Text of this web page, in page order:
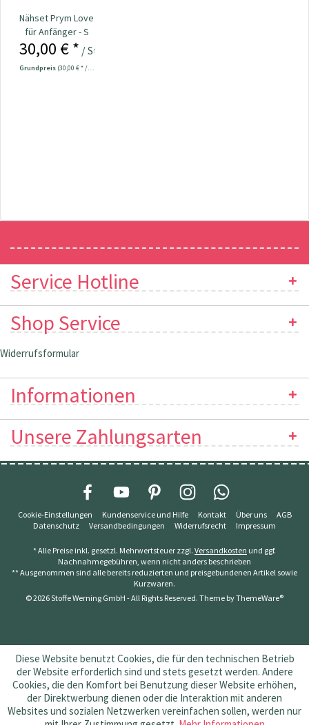
Nähset Prym Love
für Anfänger - S
30,00 € * / Stück
Grundpreis (30,00 € * / 1 Stück)
Service Hotline
Shop Service
Widerrufsformular
Informationen
Unsere Zahlungsarten
Cookie-Einstellungen Kundenservice und Hilfe Kontakt Über uns
AGB
Datenschutz
Versandbedingungen Widerrufsrecht Impressum
* Alle Preise inkl. gesetzl. Mehrwertsteuer zzgl. Versandkosten und ggf.
Nachnahmegebühren, wenn nicht anders beschrieben
** Ausgenommen sind alle bereits reduzierten und preisgebundenen Artikel sowie
Kurzwaren.
© 2026 Stoffe Werning GmbH - All Rights Reserved. Theme byThemeWare®
Diese Website benutzt Cookies, die für den technischen Betrieb
der Website erforderlich sind und stets gesetzt werden. Andere
Cookies, die den Komfort bei Benutzung dieser Website erhöhen,
der Direktwerbung dienen oder die Interaktion mit anderen
Websites und sozialen Netzwerken vereinfachen sollen, werden nur